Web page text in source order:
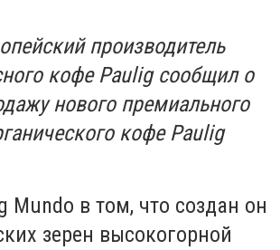
производитель
кофе Paulig сообщил о
нового премиального
кофе Paulig
в том, что создан он
зерен высокогорной